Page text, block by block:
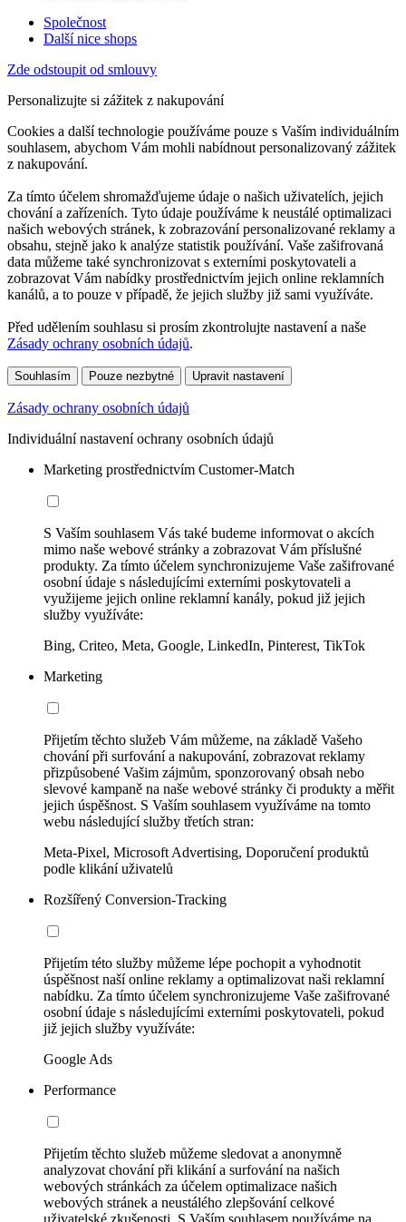
Společnost
Další nice shops
Zde odstoupit od smlouvy
Personalizujte si zážitek z nakupování
Cookies a další technologie používáme pouze s Vaším individuálním
souhlasem, abychom Vám mohli nabídnout personalizovaný zážitek
z nakupování.
Za tímto účelem shromažďujeme údaje o našich uživatelích, jejich
chování a zařízeních. Tyto údaje používáme k neustálé optimalizaci
našich webových stránek, k zobrazování personalizované reklamy a
obsahu, stejně jako k analýze statistik používání. Vaše zašifrovaná
data můžeme také synchronizovat s externími poskytovateli a
zobrazovat Vám nabídky prostřednictvím jejich online reklamních
kanálů, a to pouze v případě, že jejich služby již sami využíváte.
Před udělením souhlasu si prosím zkontrolujte nastavení a naše
Zásady ochrany osobních údajů.
Souhlasím Pouze nezbytné Upravit nastavení
Zásady ochrany osobních údajů
Individuální nastavení ochrany osobních údajů
Marketing prostřednictvím Customer-Match
S Vaším souhlasem Vás také budeme informovat o akcích
mimo naše webové stránky a zobrazovat Vám příslušné
produkty. Za tímto účelem synchronizujeme Vaše zašifrované
osobní údaje s následujícími externími poskytovateli a
využijeme jejich online reklamní kanály, pokud již jejich
služby využíváte:
Bing, Criteo, Meta, Google, LinkedIn, Pinterest, TikTok
Marketing
Přijetím těchto služeb Vám můžeme, na základě Vašeho
chování při surfování a nakupování, zobrazovat reklamy
přizpůsobené Vašim zájmům, sponzorovaný obsah nebo
slevové kampaně na naše webové stránky či produkty a měřit
jejich úspěšnost. S Vaším souhlasem využíváme na tomto
webu následující služby třetích stran:
Meta-Pixel, Microsoft Advertising, Doporučení produktů
podle klikání uživatelů
Rozšířený Conversion-Tracking
Přijetím této služby můžeme lépe pochopit a vyhodnotit
úspěšnost naší online reklamy a optimalizovat naši reklamní
nabídku. Za tímto účelem synchronizujeme Vaše zašifrované
osobní údaje s následujícími externími poskytovateli, pokud
již jejich služby využíváte:
Google Ads
Performance
Přijetím těchto služeb můžeme sledovat a anonymně
analyzovat chování při klikání a surfování na našich
webových stránkách za účelem optimalizace našich
webových stránek a neustálého zlepšování celkové
uživatelské zkušenosti. S Vaším souhlasem používáme na